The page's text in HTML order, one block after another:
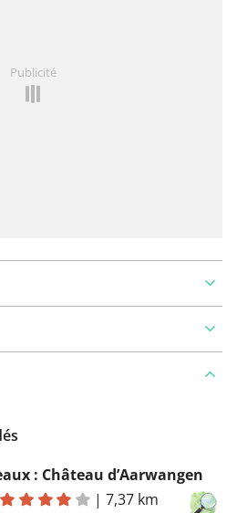
Publicité
: Château d’Aarwangen
|7,37 km